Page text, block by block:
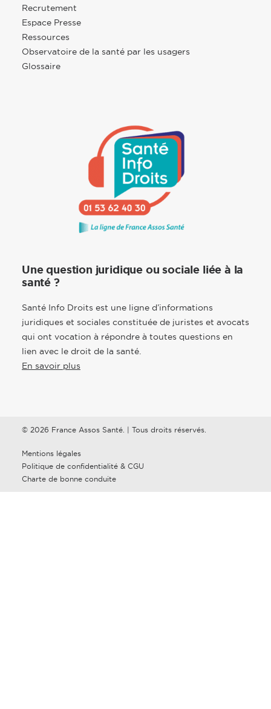
Recrutement
Espace Presse
Ressources
Observatoire de la santé par les usagers
Glossaire
Une question juridique ou sociale liée à la
santé ?
Santé Info Droits est une ligne d’informations
juridiques et sociales constituée de juristes et avocats
qui ont vocation à répondre à toutes questions en
lien avec le droit de la santé.
En savoir plus
© 2026 France Assos Santé. | Tous droits réservés.
Mentions légales
Politique de confidentialité & CGU
Charte de bonne conduite